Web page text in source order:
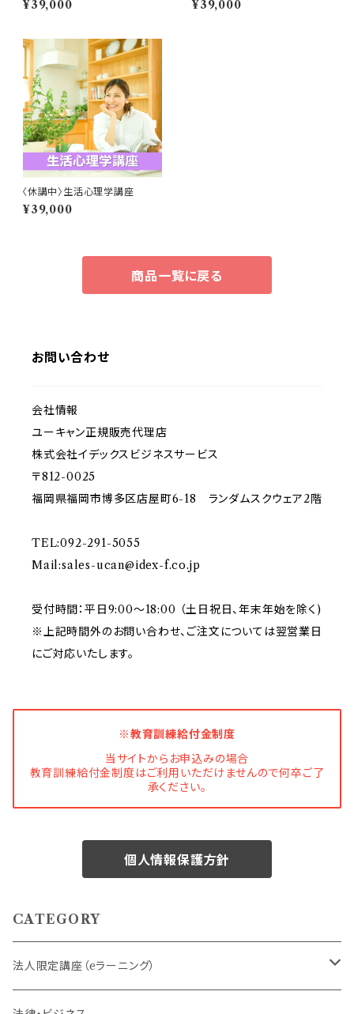
¥39,000 ¥39,000
〈休講中〉生活心理学講座
¥39,000
商品一覧に戻る
お問い合わせ
会社情報
ユーキャン正規販売代理店
株式会社イデックスビジネスサービス
〒812-0025
福岡県福岡市博多区店屋町6-18 ランダムスクウェア2階
TEL:092-291-5055
Mail:sales-ucan@idex-f.co.jp
受付時間：平日9:00～18:00 （土日祝日、年末年始を除く)
※上記時間外のお問い合わせ、ご注文については翌営業日
にご対応いたします。
※教育訓練給付金制度
当サイトからお申込みの場合
教育訓練給付金制度はご利用いただけませんので何卒ご了
承ください。
個人情報保護方針
CATEGORY
法人限定講座（eラーニング）